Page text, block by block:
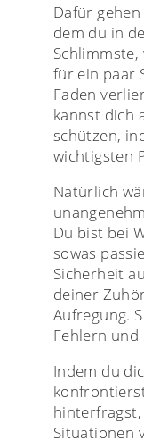
Dafür
dem du in
für ein paar
Faden
kannst dich
schützen,
wichtigsten
Natürlich
Du bist bei
sowas
Sicherheit
deiner
Aufregung.
Fehlern und
Indem du
Situationen